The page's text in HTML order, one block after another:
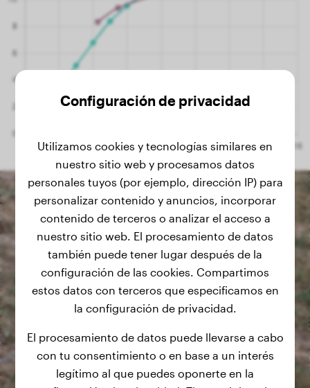
Configuración de privacidad
Utilizamos cookies y tecnologías similares en
nuestro sitio web y procesamos datos
personales tuyos (por ejemplo, dirección IP) para
personalizar contenido y anuncios, incorporar
contenido de terceros o analizar el acceso a
nuestro sitio web. El procesamiento de datos
también puede tener lugar después de la
configuración de las cookies. Compartimos
estos datos con terceros que especificamos en
la configuración de privacidad.
El procesamiento de datos puede llevarse a cabo
con tu consentimiento o en base a un interés
legítimo al que puedes oponerte en la